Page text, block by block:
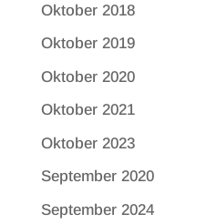
Oktober 2018
Oktober 2019
Oktober 2020
Oktober 2021
Oktober 2023
September 2020
September 2024